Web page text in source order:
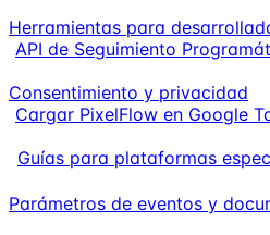
Herramientas para
API de Seguimiento
Consentimiento y privacidad
Cargar PixelFlow en Google
Guías para plataformas
Parámetros de eventos y